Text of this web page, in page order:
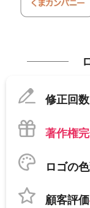
修正回
著作権
ロゴの
顧客評価